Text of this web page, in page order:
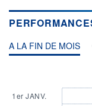
A LA FIN DE MOIS
1er JANV.